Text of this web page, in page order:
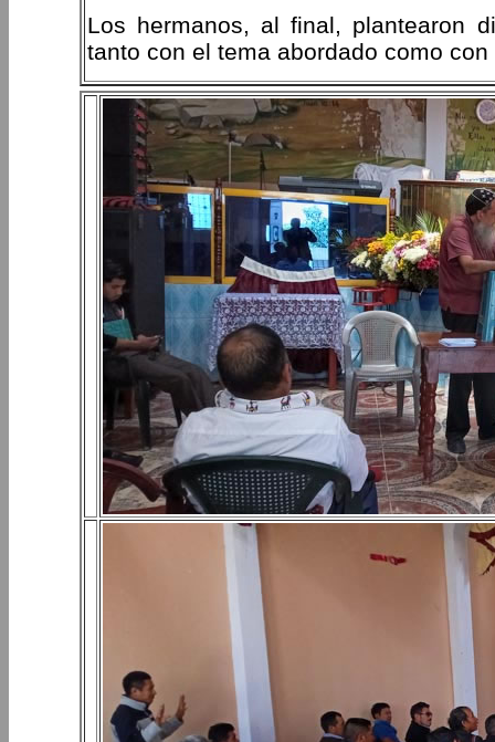
Los hermanos, al final, plantearon
tanto con el tema abordado como